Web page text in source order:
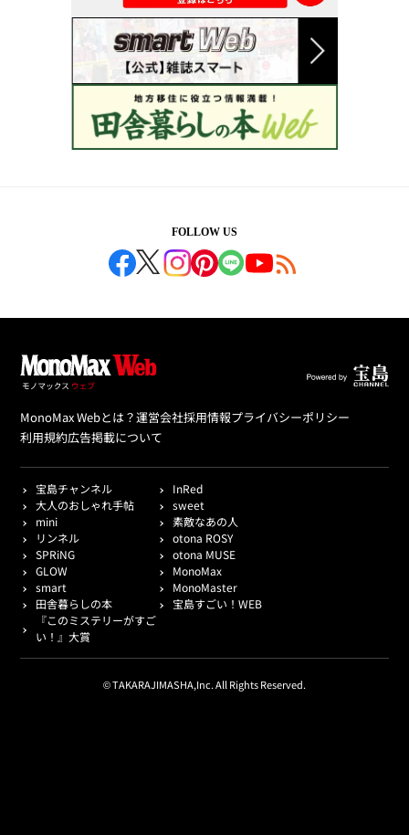
FOLLOW US
MonoMax Webとは？運営会社採用情報プライバシーポリシー
利用規約広告掲載について
宝島チャンネル
InRed
大人のおしゃれ手帖
sweet
mini
素敵なあの人
リンネル
otona ROSY
SPRiNG
otona MUSE
GLOW
MonoMax
smart
MonoMaster
田舎暮らしの本
宝島すごい！WEB
『このミステリーがすご
い！』大賞
© TAKARAJIMASHA,Inc. All Rights Reserved.